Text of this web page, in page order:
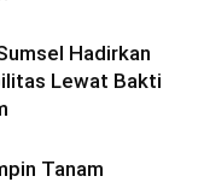
Hadirkan
Lewat Bakti
Tanam